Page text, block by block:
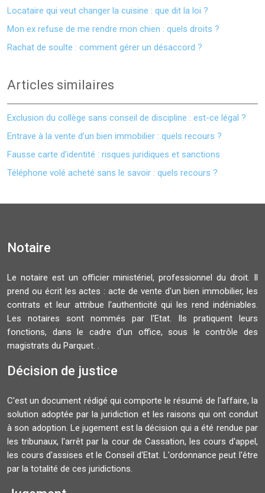
Locataire qui veut changer la cuisine : que dit la loi ?
Mon ex refuse de me rendre mon chien : quels droits ?
Rachat de soulte : comment gérer un désaccord ?
Articles similaires
Exclusion du collège sans conseil de discipline : est-ce légal ?
Entrave à la vente d’un bien immobilier : quels recours ?
Fausse carte d’identité : risques juridiques et sanctions
Téléphone volé acheté sans le savoir : quels recours ?
Notaire
Le notaire est un officier ministériel, professionnel du droit. Il
prend ou écrit les actes : acte de vente d'un bien immobilier, les
contrats et leur attribue l'authenticité qui les rend indéniables.
Les notaires sont nommés par l'Etat. Ils pratiquent leurs
fonctions, dans le cadre d'un office, sous le contrôle des
magistrats du Parquet. .
Décision de justice
C'est un document rédigé qui comporte le résumé de l'affaire, la
solution adoptée par la juridiction et les raisons qui ont conduit
à son adoption. Le jugement est la décision qui a été rendue par
les tribunaux, l'arrêt par la cour de Cassation, les cours d'appel,
les cours d'assises et le Conseil d'Etat. L'ordonnance peut l'être
par la totalité de ces juridictions.